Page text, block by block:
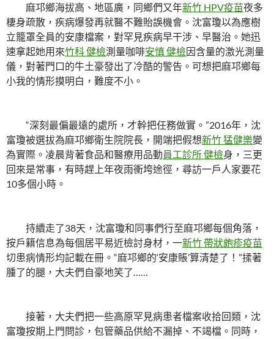
麻邛鄉海拔高、地區廣，同鄉們又年新竹 HPV疫苗夜多
棲身疏散，疾病爆發再就醫不難貽誤機會。沈富瓊以為應樹
立籠罩全員的安康檔案，對罕見疾病早干涉、早醫治。她迅
速拿起她用來竹科 健檢測量咖啡安慎 健檢因含量的激光測量
儀，對著門口的牛土豪發出了冷酷的警告。可想把麻邛鄉每
小我的情形摸明白，難度不小。
“深刻最偏最遠的處所，才幹把任務做實。”2016年，沈
富瓊被選拔為麻邛鄉衛生院院長，開端把假想新竹 猛健樂變
為實際。凌晨背著食品和醫療用品動員工診所 健檢身，三更
回來是常事，有時趕上年夜雨衝垮途徑，尋訪一戶人家要花
10多個小時。
持續走了38天，沈富瓊和同事們行至麻邛鄉每個角落，
按戶籍信息為每個居平易近檢討身材，一新竹 帶狀皰疹疫苗
切患病情形均記載在冊。“麻邛鄉的‘安康賬’算清楚了！”揉著
腫了的腿，大夫們自豪地笑了……
接著，大夫們把一些高原罕見病患者檔案收拾回類，沈
富瓊按期上門問診，包管藥品供給不漏掉、不竭檔。同時，